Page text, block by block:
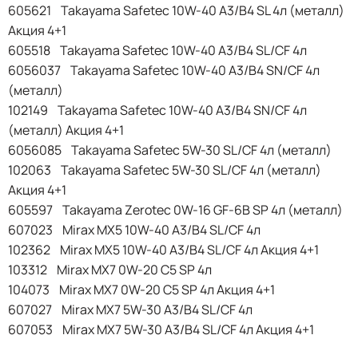
605621 Takayama Safetec 10W-40 A3/B4 SL 4л (металл)
Акция 4+1
605518 Takayama Safetec 10W-40 A3/B4 SL/CF 4л
6056037 Takayama Safetec 10W-40 A3/B4 SN/CF 4л
(металл)
102149 Takayama Safetec 10W-40 A3/B4 SN/CF 4л
(металл) Акция 4+1
6056085 Takayama Safetec 5W-30 SL/CF 4л (металл)
102063 Takayama Safetec 5W-30 SL/CF 4л (металл)
Акция 4+1
605597 Takayama Zerotec 0W-16 GF-6B SP 4л (металл)
607023 Mirax MX5 10W-40 A3/B4 SL/CF 4л
102362 Mirax MX5 10W-40 A3/B4 SL/CF 4л Акция 4+1
103312 Mirax MX7 0W-20 C5 SP 4л
104073 Mirax MX7 0W-20 C5 SP 4л Акция 4+1
607027 Mirax MX7 5W-30 A3/B4 SL/CF 4л
607053 Mirax MX7 5W-30 A3/B4 SL/CF 4л Акция 4+1